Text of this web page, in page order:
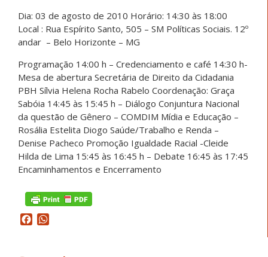
Dia: 03 de agosto de 2010 Horário: 14:30 às 18:00
Local : Rua Espírito Santo, 505 – SM Políticas Sociais. 12º
andar – Belo Horizonte – MG
Programação 14:00 h – Credenciamento e café 14:30 h-
Mesa de abertura Secretária de Direito da Cidadania
PBH Sílvia Helena Rocha Rabelo Coordenação: Graça
Sabóia 14:45 às 15:45 h – Diálogo Conjuntura Nacional
da questão de Gênero – COMDIM Mídia e Educação –
Rosália Estelita Diogo Saúde/Trabalho e Renda –
Denise Pacheco Promoção Igualdade Racial -Cleide
Hilda de Lima 15:45 às 16:45 h – Debate 16:45 às 17:45
Encaminhamentos e Encerramento
Facebook